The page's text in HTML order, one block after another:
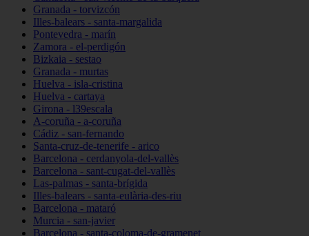
Granada - torvizcón
Illes-balears - santa-margalida
Pontevedra - marín
Zamora - el-perdigón
Bizkaia - sestao
Granada - murtas
Huelva - isla-cristina
Huelva - cartaya
Girona - l39escala
A-coruña - a-coruña
Cádiz - san-fernando
Santa-cruz-de-tenerife - arico
Barcelona - cerdanyola-del-vallès
Barcelona - sant-cugat-del-vallès
Las-palmas - santa-brígida
Illes-balears - santa-eulària-des-riu
Barcelona - mataró
Murcia - san-javier
Barcelona - santa-coloma-de-gramenet